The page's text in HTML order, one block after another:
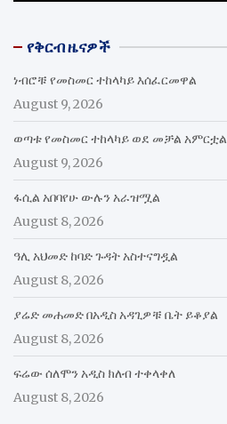
የቅርብ ዜናዎች
ነብሮቹ የመስመር ተከላካይ እሰፈርመዋል
August 9, 2026
ወጣቱ የመስመር ተከላካይ ወደ መቻል አምርቷል
August 9, 2026
ፋሲል አበባየሁ ውሉን አራዝሟል
August 8, 2026
ዓሊ አህመድ ከባድ ጉዳት አስተናግዷል
August 8, 2026
ያሬድ መሐመድ በአዲስ አዳጊዎቹ ቤት ይቆያል
August 8, 2026
ፍሬው ሰለሞን አዲስ ክለብ ተቀላቀለ
August 8, 2026